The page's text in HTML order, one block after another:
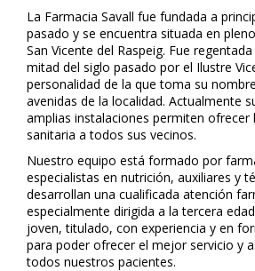
La Farmacia Savall fue fundada a
pasado y se encuentra situada en
San Vicente del Raspeig. Fue
mitad del siglo pasado por el Ilustre
personalidad de la que toma su
avenidas de la localidad. Actualmente
amplias instalaciones permiten
sanitaria a todos sus vecinos.
Nuestro equipo está formado por
especialistas en nutrición, auxiliares y
desarrollan una cualificada atención
especialmente dirigida a la tercera
joven, titulado, con experiencia y en
para poder ofrecer el mejor servicio y
todos nuestros pacientes.